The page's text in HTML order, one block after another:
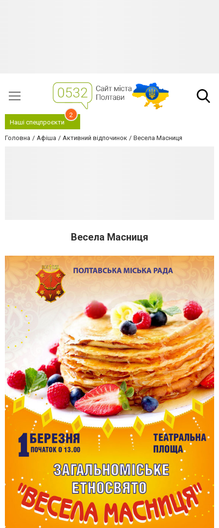
Наші спецпроєкти
2
Головна Афіша Активний відпочинок Весела Масниця
Весела Масниця